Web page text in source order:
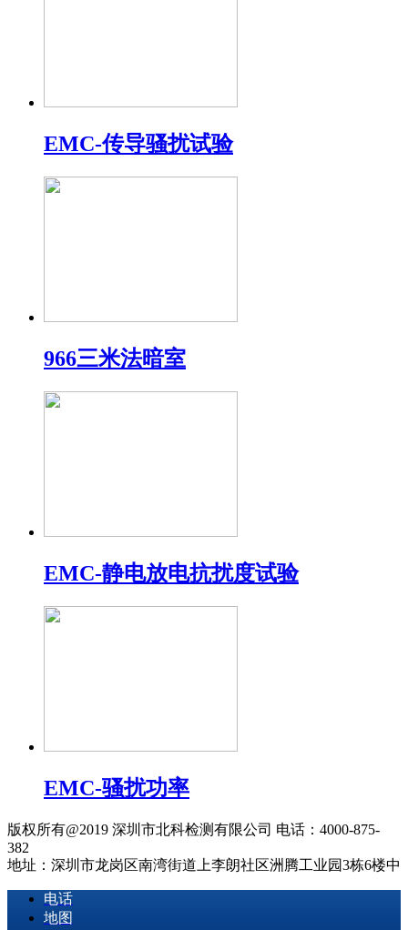
EMC-传导骚扰试验
966三米法暗室
EMC-静电放电抗扰度试验
EMC-骚扰功率
版权所有@2019 深圳市北科检测有限公司 电话：4000-875-
382
地址：深圳市龙岗区南湾街道上李朗社区洲腾工业园3栋6楼中
电话
地图